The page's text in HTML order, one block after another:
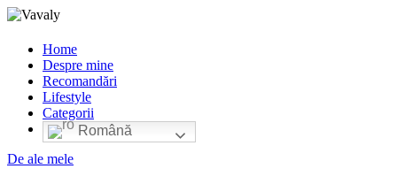
Home
Despre mine
Recomandări
Lifestyle
Categorii
Română
De ale mele